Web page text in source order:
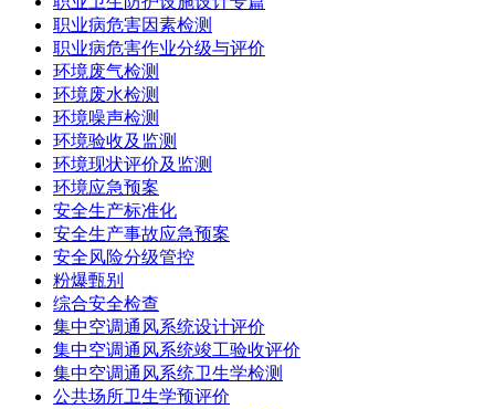
职业病危害因素检测
职业病危害作业分级与评价
环境废气检测
环境废水检测
环境噪声检测
环境验收及监测
环境现状评价及监测
环境应急预案
安全生产标准化
安全生产事故应急预案
安全风险分级管控
粉爆甄别
综合安全检查
集中空调通风系统设计评价
集中空调通风系统竣工验收评价
集中空调通风系统卫生学检测
公共场所卫生学预评价